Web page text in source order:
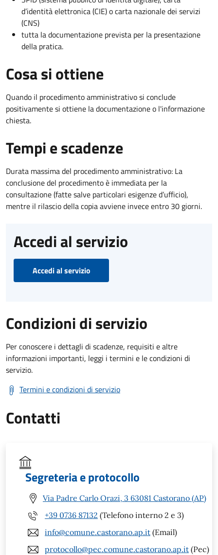
d’identità elettronica (CIE) o carta nazionale dei servizi
(CNS)
tutta la documentazione prevista per la presentazione
della pratica.
Cosa si ottiene
Quando il procedimento amministrativo si conclude
positivamente si ottiene la documentazione o l'informazione
chiesta.
Tempi e scadenze
Durata massima del procedimento amministrativo: La
conclusione del procedimento è immediata per la
consultazione (fatte salve particolari esigenze d’ufficio),
mentre il rilascio della copia avviene invece entro 30 giorni.
Accedi al servizio
Accedi al servizio
Condizioni di servizio
Per conoscere i dettagli di scadenze, requisiti e altre
informazioni importanti, leggi i termini e le condizioni di
servizio.
Termini e condizioni di servizio
Contatti
Segreteria e protocollo
Via Padre Carlo Orazi, 3 63081 Castorano (AP)
+39 0736 87132 (Telefono interno 2 e 3)
info@comune.castorano.ap.it (Email)
protocollo@pec.comune.castorano.ap.it (Pec)